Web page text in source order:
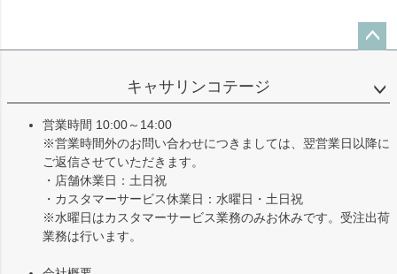
ップ
キャサリンコテージ
営業時間 10:00～14:00
※営業時間外のお問い合わせにつきましては、翌営業日以降に
ご返信させていただきます。
・店舗休業日：土日祝
・カスタマーサービス休業日：水曜日・土日祝
※水曜日はカスタマーサービス業務のみお休みです。受注出荷
業務は行います。